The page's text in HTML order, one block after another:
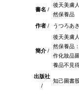
書名 /
後天美膚
然保養品
作者 /
うつろあ
簡介 /
後天美膚
然保養品
作化妝品
養品不見
出版社
/
知己圖書